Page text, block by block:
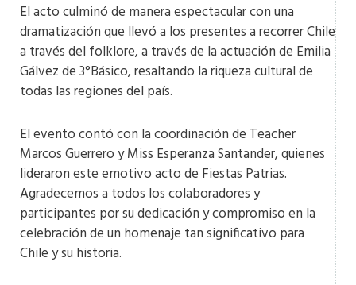
El acto culminó de manera espectacular con una
dramatización que llevó a los presentes a recorrer Chile
a través del folklore, a través de la actuación de Emilia
Gálvez de 3°Básico, resaltando la riqueza cultural de
todas las regiones del país.
El evento contó con la coordinación de Teacher
Marcos Guerrero y Miss Esperanza Santander, quienes
lideraron este emotivo acto de Fiestas Patrias.
Agradecemos a todos los colaboradores y
participantes por su dedicación y compromiso en la
celebración de un homenaje tan significativo para
Chile y su historia.